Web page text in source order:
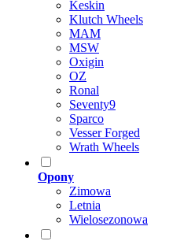
Keskin
Klutch Wheels
MAM
MSW
Oxigin
OZ
Ronal
Seventy9
Sparco
Vesser Forged
Wrath Wheels
Opony
Zimowa
Letnia
Wielosezonowa